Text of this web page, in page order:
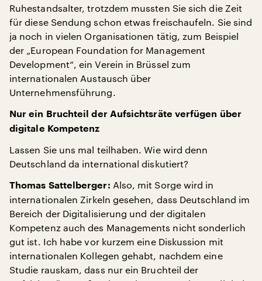
Ruhestandsalter, trotzdem mussten Sie sich die Zeit
für diese Sendung schon etwas freischaufeln. Sie sind
ja noch in vielen Organisationen tätig, zum Beispiel
der „European Foundation for Management
Development“, ein Verein in Brüssel zum
internationalen Austausch über
Unternehmensführung.
Nur ein Bruchteil der Aufsichtsräte verfügen über
digitale Kompetenz
Lassen Sie uns mal teilhaben. Wie wird denn
Deutschland da international diskutiert?
Thomas Sattelberger: Also, mit Sorge wird in
internationalen Zirkeln gesehen, dass Deutschland im
Bereich der Digitalisierung und der digitalen
Kompetenz auch des Managements nicht sonderlich
gut ist. Ich habe vor kurzem eine Diskussion mit
internationalen Kollegen gehabt, nachdem eine
Studie rauskam, dass nur ein Bruchteil der